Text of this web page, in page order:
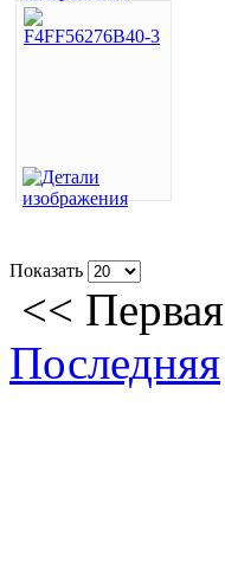
Показать
<< Первая
Последняя